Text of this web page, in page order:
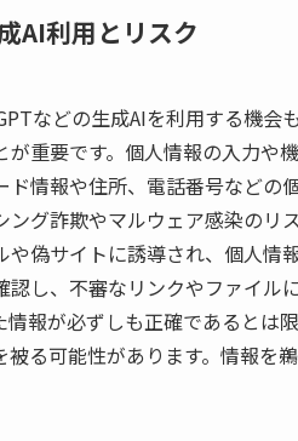
AI利用とリスク
などの生成AIを利用する機会
が重要です。個人情報の入力や
ド情報や住所、電話番号などの
ング詐欺やマルウェア感染のリ
や偽サイトに誘導され、個人情
認し、不審なリンクやファイル
情報が必ずしも正確であるとは
被る可能性があります。情報を